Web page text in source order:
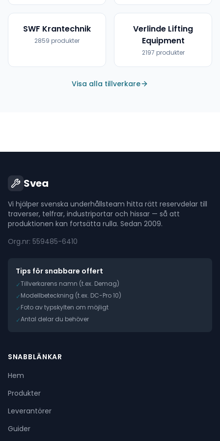
SWF Krantechnik
2859 produkter
Verlinde Lifting
Equipment
2197 produkter
Visa alla tillverkare
Svea
Vi hjälper svenska underhållsteam hitta rätt reservdelar till
traverser, telfrar, industriportar och hissar — så att
produktionen kan fortsätta rulla. Sedan 2009.
Org.nr: 559485-6410
Tips för snabbare offert
✓Tillverkarens namn (t.ex. Demag)
✓Modellbeteckning (t.ex. DC-Pro 10)
✓Foto av typskylten om möjligt
✓Antal delar du behöver
SNABBLÄNKAR
Hem
Produkter
Leverantörer
Guider